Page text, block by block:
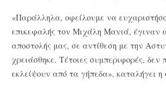
«Παράλληλα, οφείλουμε να
επικεφαλής τον Μιχάλη Μανιά, έγιναν
αποστολής μας, σε αντίθεση με την
χρειάσθηκε. Τέτοιες συμπεριφορές,
εκλείψουν από τα γήπεδα», καταλήγει